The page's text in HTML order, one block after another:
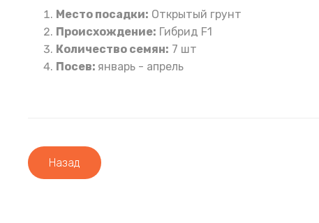
Место посадки: Открытый грунт
Происхождение: Гибрид F1
Количество семян: 7 шт
Посев: январь - апрель
Назад